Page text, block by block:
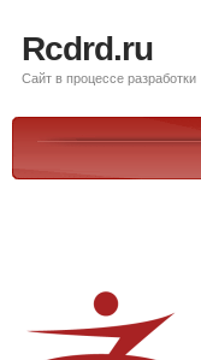
Rcdrd.ru
Сайт в процессе разработки